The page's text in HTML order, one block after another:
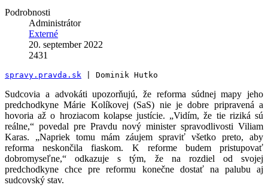
Podrobnosti
Administrátor
Externé
20. september 2022
2431
spravy.pravda.sk | Dominik Hutko
Sudcovia a advokáti upozorňujú, že reforma súdnej mapy jeho
predchodkyne Márie Kolíkovej (SaS) nie je dobre pripravená a
hovoria až o hroziacom kolapse justície. „Vidím, že tie riziká sú
reálne,“ povedal pre Pravdu nový minister spravodlivosti Viliam
Karas. „Napriek tomu mám záujem spraviť všetko preto, aby
reforma neskončila fiaskom. K reforme budem pristupovať
dobromyseľne,“ odkazuje s tým, že na rozdiel od svojej
predchodkyne chce pre reformu konečne dostať na palubu aj
sudcovský stav.